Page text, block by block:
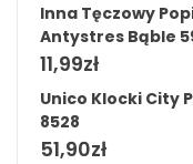
Inna Tęczowy
Antystres Bąble
11,99zł
Unico Klocki City
8528
51,90zł